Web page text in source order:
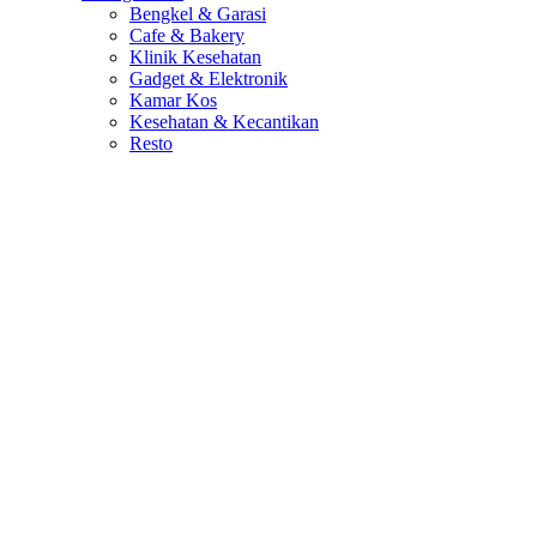
Bengkel & Garasi
Cafe & Bakery
Klinik Kesehatan
Gadget & Elektronik
Kamar Kos
Kesehatan & Kecantikan
Resto